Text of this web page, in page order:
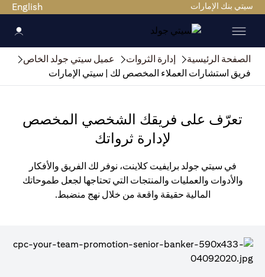
سيتي بنك الإمارات English
الصفحة الرئيسية إدارة الثروات
عميل سيتي جولد الخاص
فريق استشارات العملاء المخصص لك | سيتي الإمارات
تعرّف على فريقك الشخصي المخصص
لإدارة ثرواتك
في سيتي جولد برايفيت كلاينت، نوفر لك الفريق والأفكار
والأدوات والعمليات والمنتجات التي تحتاجها لجعل طموحاتك
المالية حقيقة واقعة من خلال نهج منضبط.